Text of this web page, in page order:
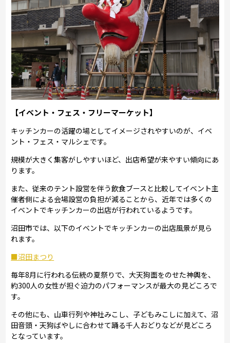
【イベント・フェス・フリーマーケット】
キッチンカーの活躍の場としてイメージされやすいのが、イベ
ント・フェス・マルシェです。
規模が大きく集客がしやすいほど、出店希望が来やすい傾向にあ
ります。
また、従来のテント設営を伴う飲食ブースと比較してイベント主
催者側による会場設営の負担が減ることから、近年では多くの
イベントでキッチンカーの出店が行われているようです。
沼田市では、以下のイベントでキッチンカーの出店風景が見ら
れます。
■沼田まつり
毎年8月に行われる伝統の夏祭りで、大天狗面をのせた神輿を、
約300人の女性が担ぐ迫力のパフォーマンスが最大の見どころで
す。
その他にも、山車行列や神社みこし、子どもみこしに加えて、沼
田音頭・天狗ばやしに合わせて踊る千人おどりなどが見どころ
となっています。